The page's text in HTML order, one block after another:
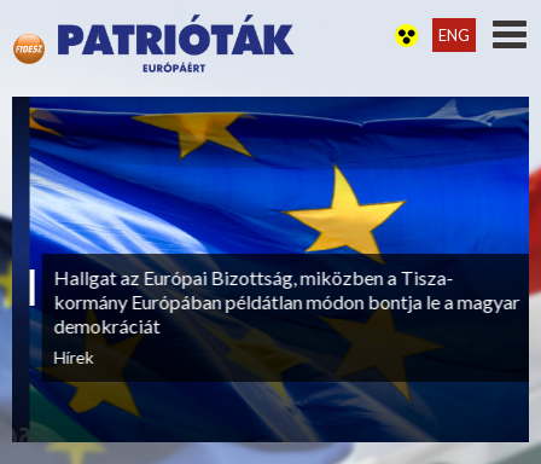
ENG
Hallgat az Európai Bizottság, miközben a Tisza-
kormány Európában példátlan módon bontja le a magyar
demokráciát
Hírek